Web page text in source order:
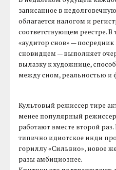
записанное в
облагается налогом и
соответствующем реестре.
«аудитор снов» —
сновидцем — выполняет
вылазку к художнице,
между сном, реальностью и
Культовый режиссер тире
менее популярный
работают вместе второй
типично идиотское инди
гориллу «Сильвио», новое
разы амбициознее.